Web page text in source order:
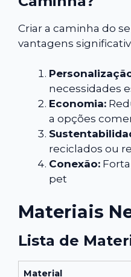
Criar a caminha do
vantagens
necessidades
Economia:
a opções
reciclados ou
Conexão:
pet
Materiais
Lista de
Material